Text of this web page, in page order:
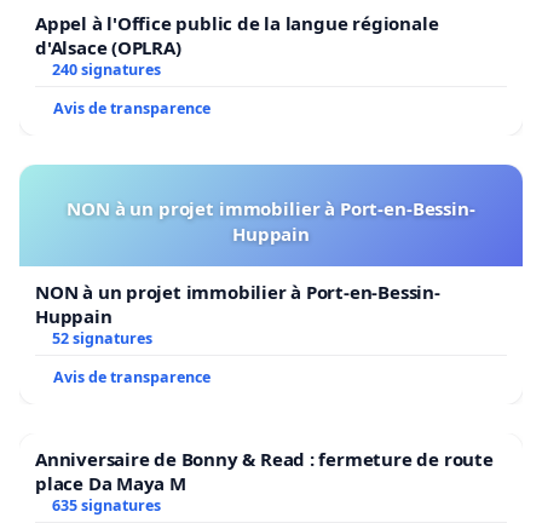
Appel à l'Office public de la langue régionale
d'Alsace (OPLRA)
240 signatures
Avis de transparence
NON à un projet immobilier à Port-en-Bessin-
Huppain
NON à un projet immobilier à Port-en-Bessin-
Huppain
52 signatures
Avis de transparence
Anniversaire de Bonny & Read : fermeture de route
place Da Maya M
635 signatures